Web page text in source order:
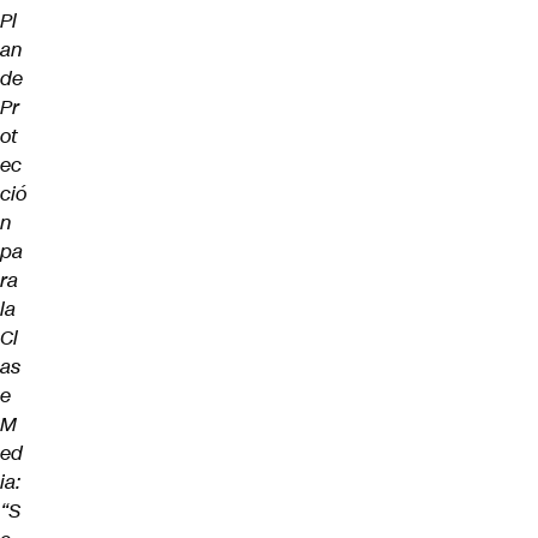
Pl
an
de
Pr
ot
ec
ció
n
pa
ra
la
Cl
as
e
M
ed
ia:
“S